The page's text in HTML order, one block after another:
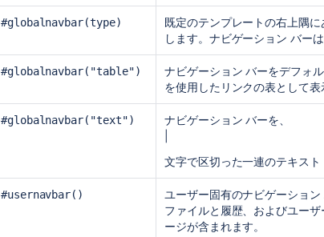
#globalnavbar(type)
既定のテンプレートの右上隅
します。ナビゲーション バー
#globalnavbar("table")
ナビゲーション バーをデフォ
を使用したリンクの表として表
#globalnavbar("text")
ナビゲーション バーを、
文字で区切った一連のテキスト
#usernavbar()
ユーザー固有のナビゲーショ
ファイルと履歴、およびユー
ージが含まれます。